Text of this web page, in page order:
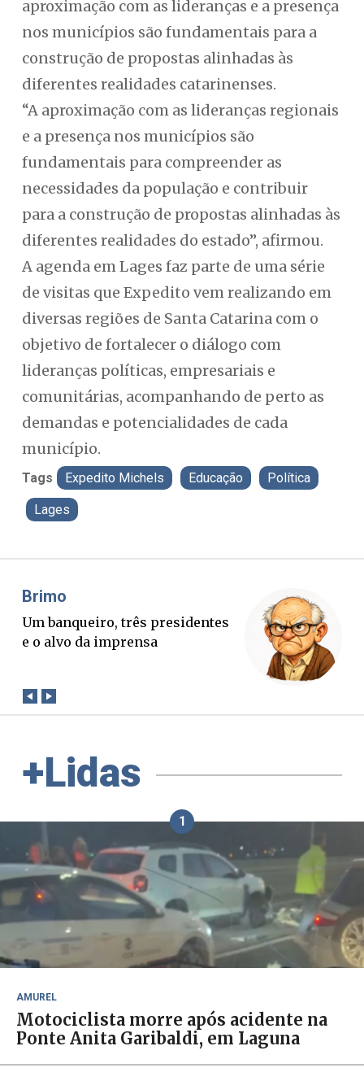
aproximação com as lideranças e a presença
nos municípios são fundamentais para a
construção de propostas alinhadas às
diferentes realidades catarinenses.
“A aproximação com as lideranças regionais
e a presença nos municípios são
fundamentais para compreender as
necessidades da população e contribuir
para a construção de propostas alinhadas às
diferentes realidades do estado”, afirmou.
A agenda em Lages faz parte de uma série
de visitas que Expedito vem realizando em
diversas regiões de Santa Catarina com o
objetivo de fortalecer o diálogo com
lideranças políticas, empresariais e
comunitárias, acompanhando de perto as
demandas e potencialidades de cada
município.
Tags Expedito Michels Educação Política
Lages
Misael Elias
O Boato corre mais rápido que a
verdade. Mas quem paga a
+Lidas
1
AMUREL
Motociclista morre após acidente na
Ponte Anita Garibaldi, em Laguna